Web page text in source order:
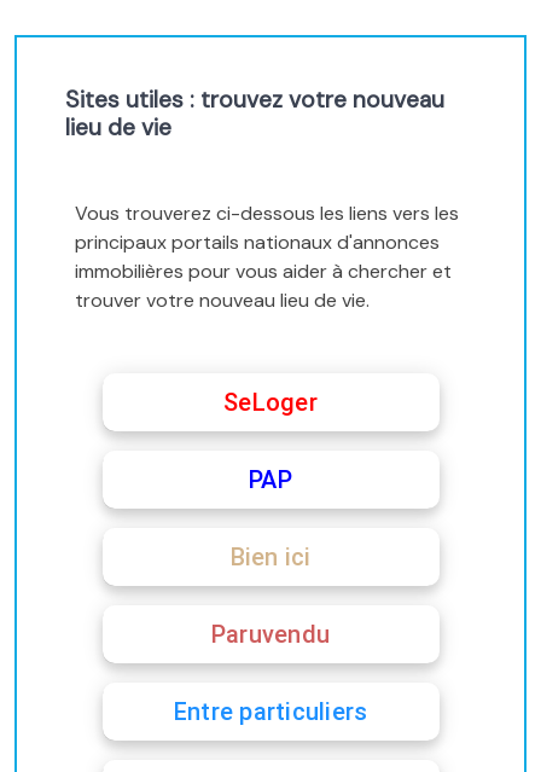
Sites utiles : trouvez votre nouveau
lieu de vie
Vous trouverez ci-dessous les liens vers les
principaux portails nationaux d'annonces
immobilières pour vous aider à chercher et
trouver votre nouveau lieu de vie.
SeLoger
PAP
Bien ici
Paruvendu
Entre particuliers